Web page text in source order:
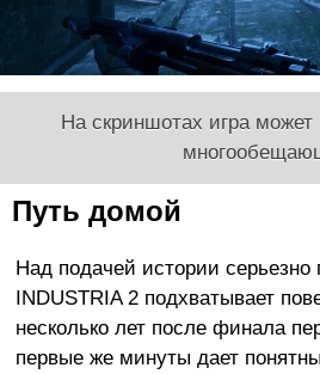
На скриншотах игра может
Путь домой
Над подачей истории серьезно
INDUSTRIA 2 подхватывает
несколько лет после финала
первые же минуты дает